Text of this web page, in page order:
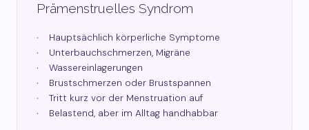
Prämenstruelles Syndrom
Hauptsächlich körperliche Symptome
Unterbauchschmerzen, Migräne
Wassereinlagerungen
Brustschmerzen oder Brustspannen
Tritt kurz vor der Menstruation auf
Belastend, aber im Alltag handhabbar